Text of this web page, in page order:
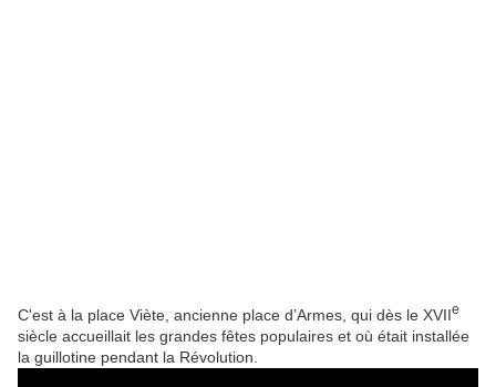
C'est à la place Viète, ancienne place d’Armes, qui dès le XVIIe
siècle accueillait les grandes fêtes populaires et où était installée
la guillotine pendant la Révolution.